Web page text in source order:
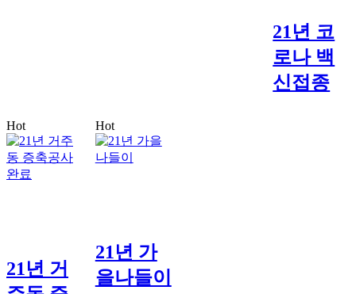
21년 코
로나 백
신접종
Hot
21년 거
Hot
21년 가
을나들이